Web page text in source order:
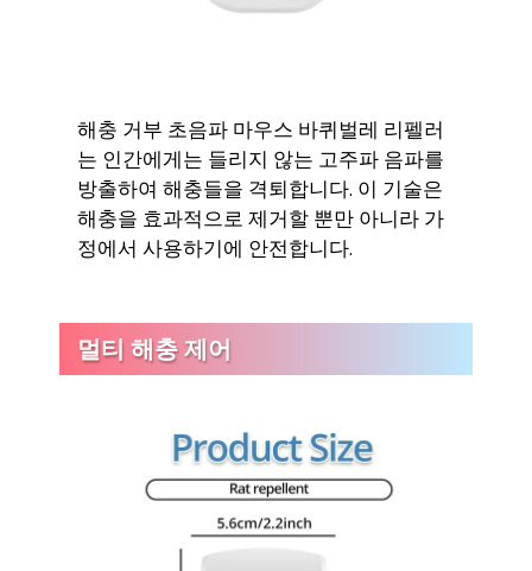
해충 거부 초음파 마우스 바퀴벌레 리펠러
는 인간에게는 들리지 않는 고주파 음파를
방출하여 해충들을 격퇴합니다. 이 기술은
해충을 효과적으로 제거할 뿐만 아니라 가
정에서 사용하기에 안전합니다.
멀티 해충 제어